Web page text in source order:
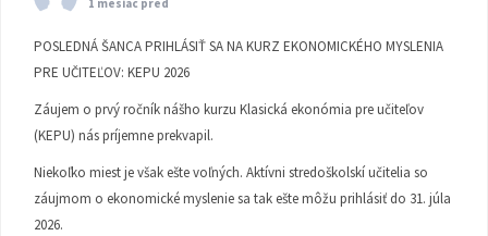
1 mesiac pred
POSLEDNÁ ŠANCA PRIHLÁSIŤ SA NA KURZ EKONOMICKÉHO MYSLENIA
PRE UČITEĽOV: KEPU 2026
Záujem o prvý ročník nášho kurzu Klasická ekonómia pre učiteľov
(KEPU) nás príjemne prekvapil.
Niekoľko miest je však ešte voľných. Aktívni stredoškolskí učitelia so
záujmom o ekonomické myslenie sa tak ešte môžu prihlásiť do 31. júla
2026.